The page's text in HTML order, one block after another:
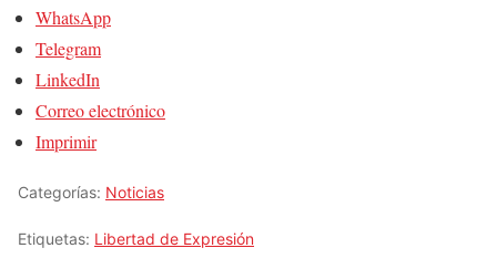
WhatsApp
Telegram
LinkedIn
Correo electrónico
Imprimir
Categorías: Noticias
Etiquetas: Libertad de Expresión